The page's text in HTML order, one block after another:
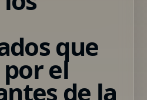
que
el
de la